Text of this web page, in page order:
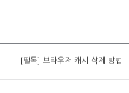
[필독] 브라우저 캐시 삭제 방법
[필독] 브라우저 캐시 삭제 방법